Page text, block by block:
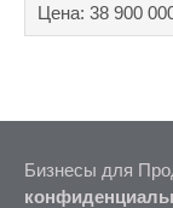
Цена: 38 900
Бизнесы для